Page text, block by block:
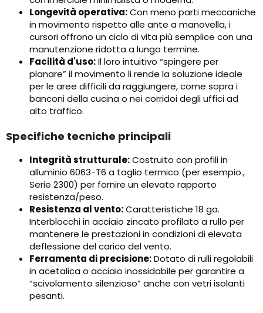
Longevità operativa:Con meno parti meccaniche
in movimento rispetto alle ante a manovella, i
cursori offrono un ciclo di vita più semplice con una
manutenzione ridotta a lungo termine.
Facilità d'uso:Il loro intuitivo “spingere per
planare” il movimento li rende la soluzione ideale
per le aree difficili da raggiungere, come sopra i
banconi della cucina o nei corridoi degli uffici ad
alto traffico.
Specifiche tecniche principali
Integrità strutturale:Costruito con profili in
alluminio 6063-T6 a taglio termico (per esempio.,
Serie 2300) per fornire un elevato rapporto
resistenza/peso.
Resistenza al vento:Caratteristiche 18 ga.
Interblocchi in acciaio zincato profilato a rullo per
mantenere le prestazioni in condizioni di elevata
deflessione del carico del vento.
Ferramenta di precisione:Dotato di rulli regolabili
in acetalica o acciaio inossidabile per garantire a
“scivolamento silenzioso” anche con vetri isolanti
pesanti.